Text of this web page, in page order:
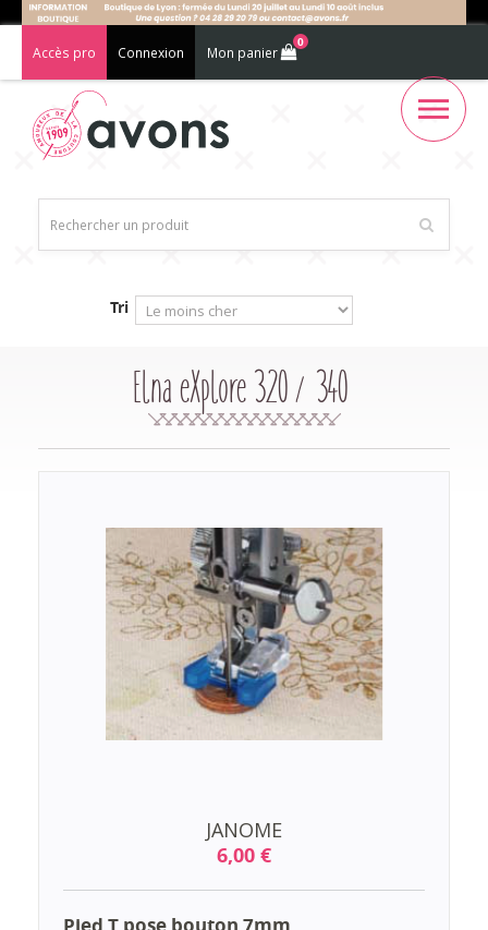
Accès pro Connexion Mon panier
0
Tri
Elna eXplore 320 / 340
JANOME
6,00 €